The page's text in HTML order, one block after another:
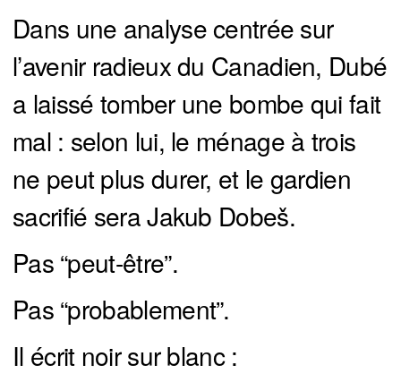
Dans une analyse centrée sur
l’avenir radieux du Canadien, Dubé
a laissé tomber une bombe qui fait
mal : selon lui, le ménage à trois
ne peut plus durer, et le gardien
sacrifié sera Jakub Dobeš.
Pas “peut-être”.
Pas “probablement”.
Il écrit noir sur blanc :